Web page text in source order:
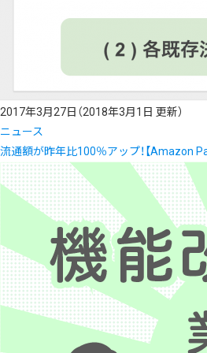
2017年3月27日 （2018年3月1日 更新）
ニュース
流通額が昨年比100％アップ！【Amazon